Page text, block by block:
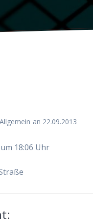
an 22.09.2013
18:06 Uhr